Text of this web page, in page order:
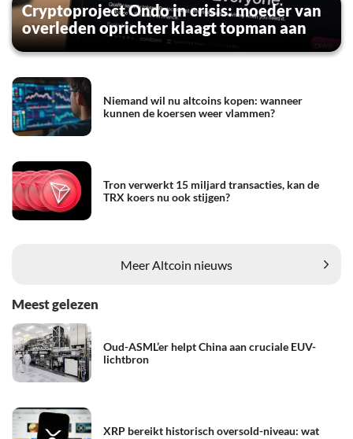
Cryptoproject Ondo in crisis: moeder van
overleden oprichter klaagt topman aan
Niemand wil nu altcoins kopen: wanneer
kunnen de koersen weer vlammen?
Tron verwerkt 15 miljard transacties, kan de
TRX koers nu ook stijgen?
Meer Altcoin nieuws
Meest gelezen
Oud-ASML’er helpt China aan cruciale EUV-
lichtbron
XRP bereikt historisch oversold-niveau: wat